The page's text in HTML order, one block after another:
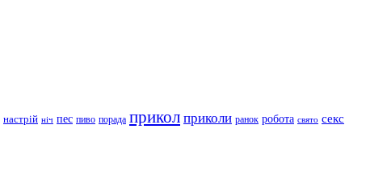
настрій ніч пес пиво порада прикол приколи ранок робота свято секс